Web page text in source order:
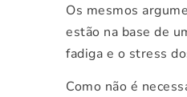
Os mesmos
estão na base de
fadiga e o stress
Como não é